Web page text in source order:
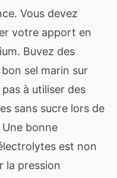
Vous devez
votre apport en
Buvez des
sel marin sur
à utiliser des
sans sucre lors de
bonne
est non
la pression